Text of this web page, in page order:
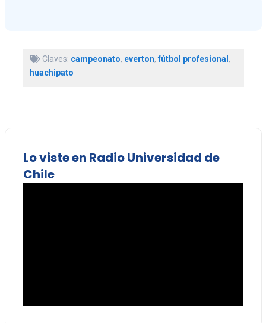
Claves: campeonato, everton,fútbol profesional,
huachipato
Lo viste en Radio Universidad de
Chile